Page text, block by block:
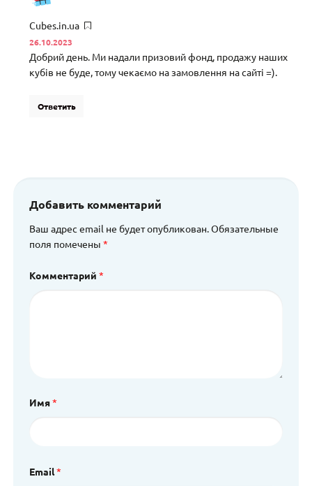
Cubes.in.ua
26.10.2023
Добрий день. Ми надали призовий фонд, продажу наших
кубів не буде, тому чекаємо на замовлення на сайті =).
Ответить
Добавить комментарий
Ваш адрес email не будет опубликован.Обязательные
поля помечены *
Комментарий *
Имя*
Email*